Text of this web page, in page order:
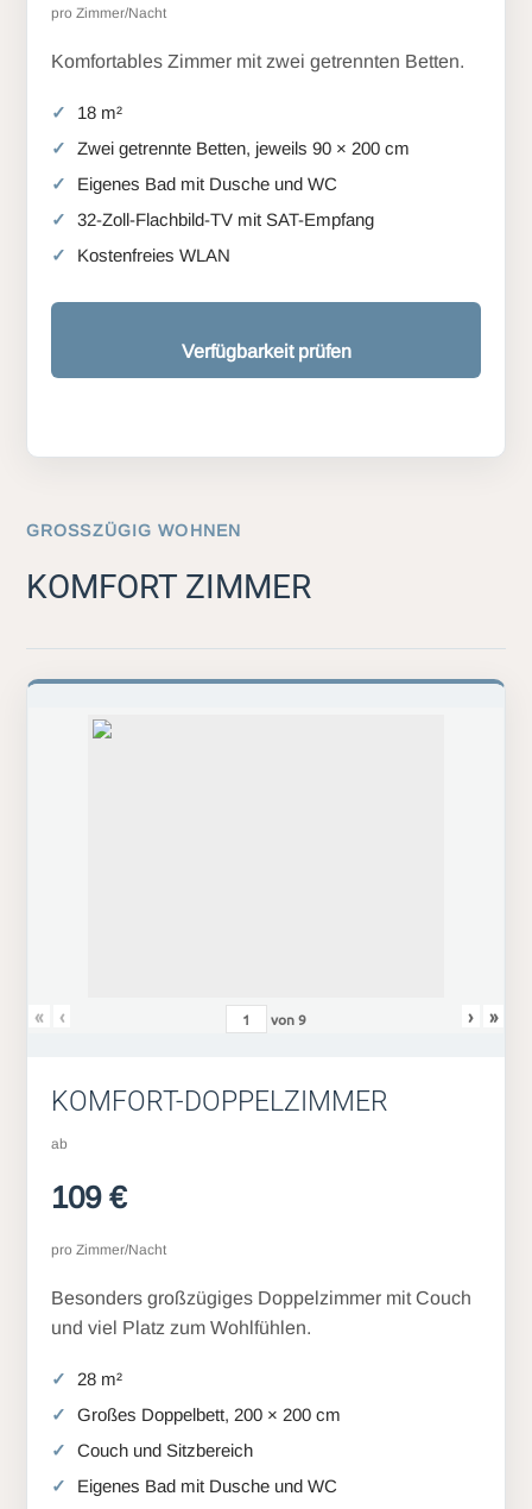
pro Zimmer/Nacht
Komfortables Zimmer mit zwei getrennten Betten.
18 m²
Zwei getrennte Betten, jeweils 90 × 200 cm
Eigenes Bad mit Dusche und WC
32-Zoll-Flachbild-TV mit SAT-Empfang
Kostenfreies WLAN
Verfügbarkeit prüfen
GROSSZÜGIG WOHNEN
KOMFORT ZIMMER
« ‹ von9 › »
KOMFORT-DOPPELZIMMER
ab
109 €
pro Zimmer/Nacht
Besonders großzügiges Doppelzimmer mit Couch
und viel Platz zum Wohlfühlen.
28 m²
Großes Doppelbett, 200 × 200 cm
Couch und Sitzbereich
Eigenes Bad mit Dusche und WC